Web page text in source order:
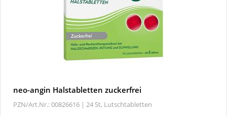
neo-angin Halstabletten zuckerfrei
PZN/Art.Nr.: 00826616 | 24 St, Lutschtabletten